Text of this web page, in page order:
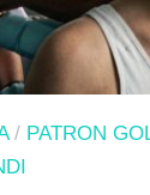
/ PATRON